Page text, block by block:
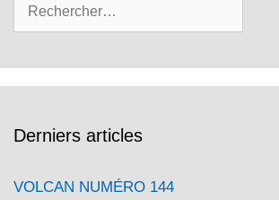
Derniers articles
VOLCAN NUMÉRO 144